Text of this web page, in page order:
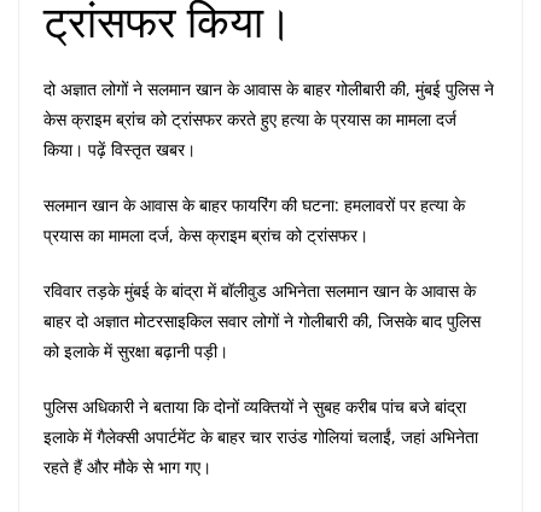
ट्रांसफर किया।
दो अज्ञात लोगों ने सलमान खान के आवास के बाहर गोलीबारी की, मुंबई पुलिस ने
केस क्राइम ब्रांच को ट्रांसफर करते हुए हत्या के प्रयास का मामला दर्ज
किया। पढ़ें विस्तृत खबर।
सलमान खान के आवास के बाहर फायरिंग की घटना: हमलावरों पर हत्या के
प्रयास का मामला दर्ज, केस क्राइम ब्रांच को ट्रांसफर।
रविवार तड़के मुंबई के बांद्रा में बॉलीवुड अभिनेता सलमान खान के आवास के
बाहर दो अज्ञात मोटरसाइकिल सवार लोगों ने गोलीबारी की, जिसके बाद पुलिस
को इलाके में सुरक्षा बढ़ानी पड़ी।
पुलिस अधिकारी ने बताया कि दोनों व्यक्तियों ने सुबह करीब पांच बजे बांद्रा
इलाके में गैलेक्सी अपार्टमेंट के बाहर चार राउंड गोलियां चलाईं, जहां अभिनेता
रहते हैं और मौके से भाग गए।